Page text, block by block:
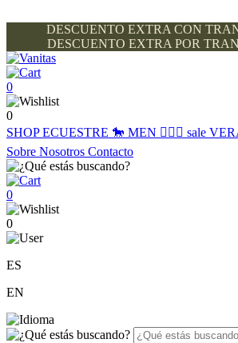
DESCUENTO EXTRA CON
DESCUENTO EXTRA POR
0
0
SHOPECUESTRE 🐎 MEN 🙋🏽‍♂️ sale
Sobre Nosotros Contacto
0
0
ES
EN